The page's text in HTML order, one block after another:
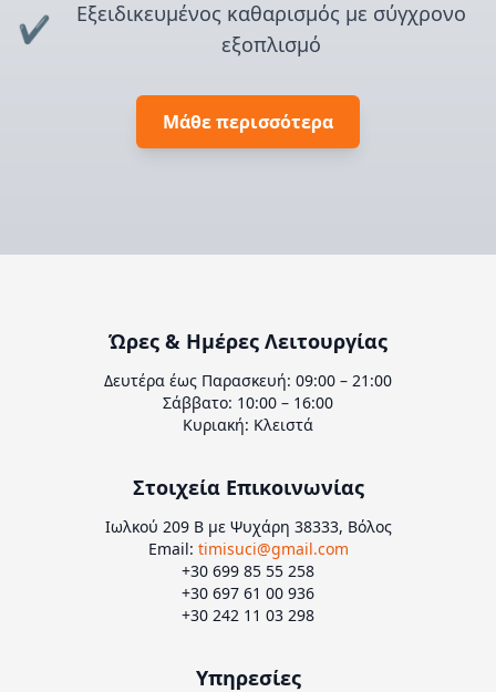
✔️
Εξειδικευμένος καθαρισμός με σύγχρονο
εξοπλισμό
Μάθε περισσότερα
Ώρες & Ημέρες Λειτουργίας
Δευτέρα έως Παρασκευή: 09:00 – 21:00
Σάββατο: 10:00 – 16:00
Κυριακή: Κλειστά
Στοιχεία Επικοινωνίας
Ιωλκού 209 Β με Ψυχάρη 38333, Βόλος
Email: timisuci@gmail.com
+30 699 85 55 258
+30 697 61 00 936
+30 242 11 03 298
Υπηρεσίες